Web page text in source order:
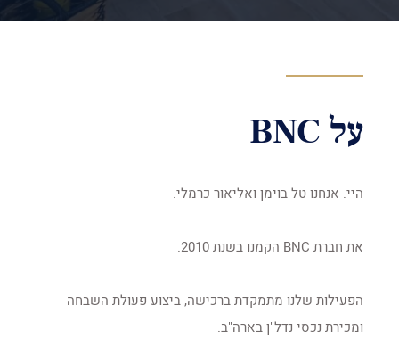
על BNC
היי. אנחנו טל בוימן ואליאור כרמלי.
את חברת BNC הקמנו בשנת 2010.
הפעילות שלנו מתמקדת ברכישה, ביצוע פעולת השבחה
ומכירת נכסי נדל"ן בארה"ב.